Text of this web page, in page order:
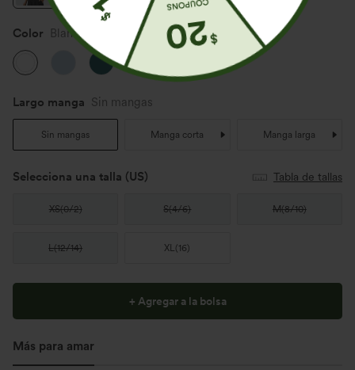
Color Blanco
Largo manga Sin mangas
Sin mangas Manga corta Manga larga
Selecciona una talla (US) Tabla de tallas
XS(0/2) S(4/6) M(8/10)
L(12/14) XL(16)
+ Agregar a la bolsa
Más para amar